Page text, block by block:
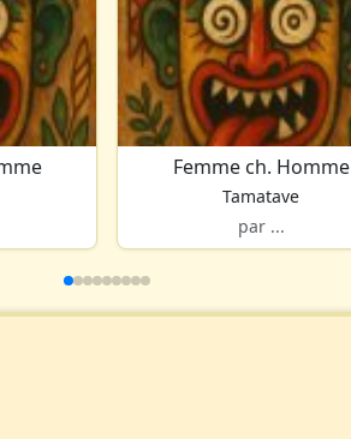
Femme ch. Homme
Tamatave
par ...